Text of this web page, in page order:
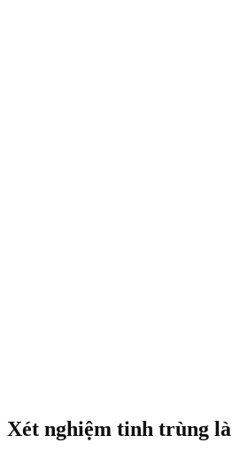
Xét nghiệm tinh trùng